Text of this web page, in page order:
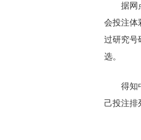
据网点
会投注体
过研究号
选。
得知中
己投注排